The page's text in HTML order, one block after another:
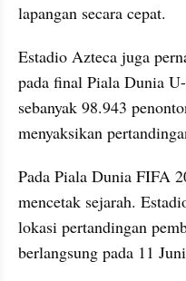
lapangan secara cepat.
Estadio Azteca juga
pada final Piala Dunia
sebanyak 98.943
menyaksikan
Pada Piala Dunia FIFA
mencetak sejarah.
lokasi pertandingan
berlangsung pada 11